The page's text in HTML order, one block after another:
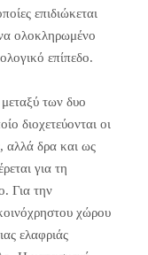
επιδιώκεται
ολοκληρωμένο
επίπεδο.
των δυο
διοχετεύονται οι
αλλά δρα και ως
για τη
Για την
χώρου
ελαφριάς